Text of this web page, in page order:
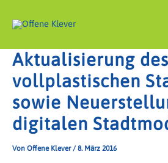
Inhalt
springen
Aktualisierung des
vollplastischen
sowie
digitalen
Von Offene Klever/ 8. März 2016